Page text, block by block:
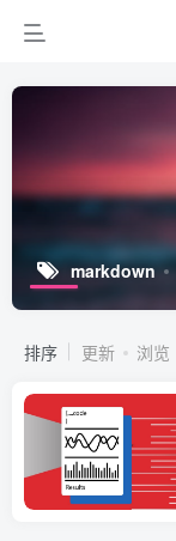
markdown
排序 更新 浏览